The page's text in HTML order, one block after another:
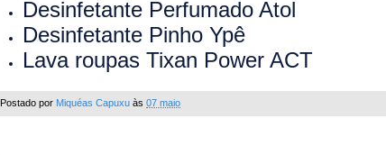
Desinfetante Perfumado Atol
Desinfetante Pinho Ypê
Lava roupas Tixan Power ACT
Postado por Miquéas Capuxu às 07 maio